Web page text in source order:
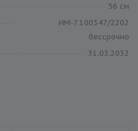
56 см
ИМ-7.100347/2202
бессрочно
31.03.2032